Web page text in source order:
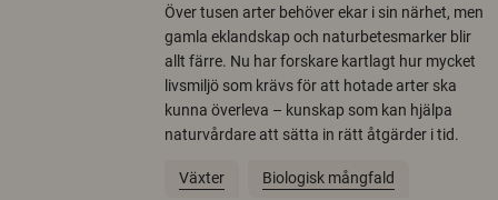
Över tusen arter behöver ekar i sin närhet, men
gamla eklandskap och naturbetesmarker blir
allt färre. Nu har forskare kartlagt hur mycket
livsmiljö som krävs för att hotade arter ska
kunna överleva – kunskap som kan hjälpa
naturvårdare att sätta in rätt åtgärder i tid.
Växter Biologisk mångfald